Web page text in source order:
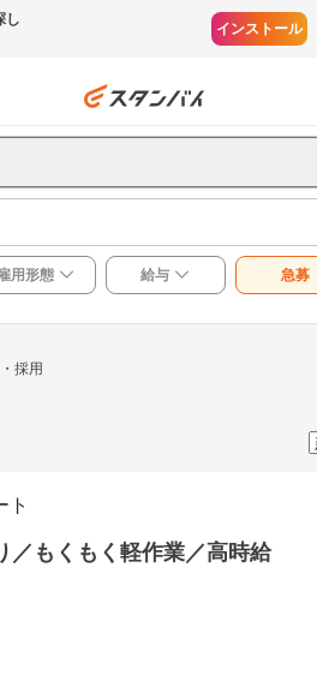
し
インストール
雇用形態 給与 急募
採用
ト
／もくもく軽作業／高時給